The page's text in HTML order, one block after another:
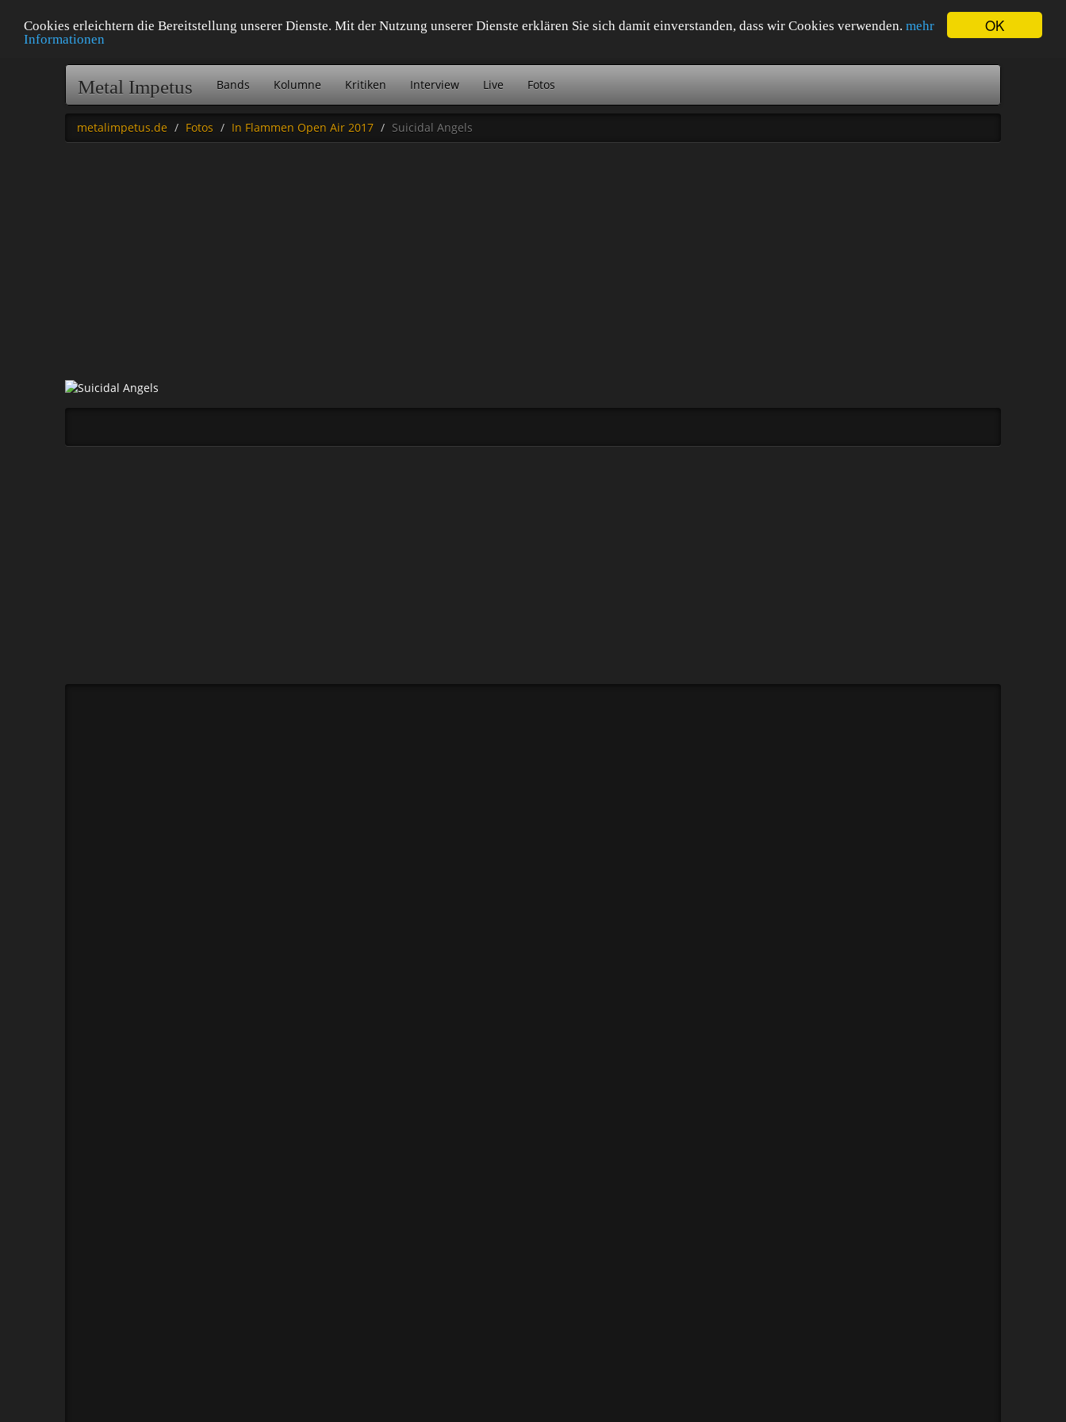
OK
Cookies erleichtern die Bereitstellung unserer Dienste. Mit der Nutzung unserer Dienste erklären Sie sich damit einverstanden, dass wir Cookies verwenden. mehr
Informationen
Metal Impetus Bands Kolumne Kritiken Interview Live Fotos
metalimpetus.de Fotos In Flammen Open Air 2017 Suicidal Angels